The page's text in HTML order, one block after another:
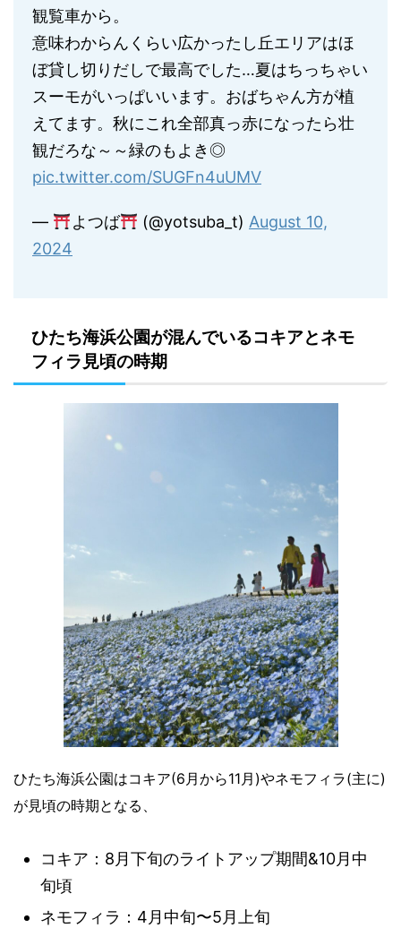
観覧車から。
意味わからんくらい広かったし丘エリアはほ
ぼ貸し切りだしで最高でした…夏はちっちゃい
スーモがいっぱいいます。おばちゃん方が植
えてます。秋にこれ全部真っ赤になったら壮
観だろな～～緑のもよき◎
pic.twitter.com/SUGFn4uUMV
— よつば (@yotsuba_t) August 10,
2024
ひたち海浜公園が混んでいるコキアとネモ
フィラ見頃の時期
ひたち海浜公園はコキア(6月から11月)やネモフィラ(主に)
が見頃の時期となる、
コキア：8月下旬のライトアップ期間&10月中
旬頃
ネモフィラ：4月中旬〜5月上旬